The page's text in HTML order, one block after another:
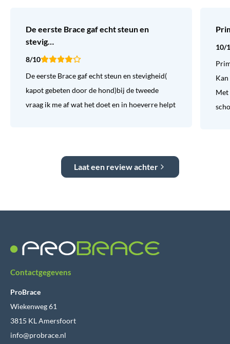
De eerste Brace gaf echt steun en
stevig…
8/10
De eerste Brace gaf echt steun en stevigheid(
kapot gebeten door de hond)bij de tweede
vraag ik me af wat het doet en in hoeverre helpt
10/
Met
Laat een review achter
Contactgegevens
ProBrace
Wiekenweg 61
3815 KL Amersfoort
info@probrace.nl